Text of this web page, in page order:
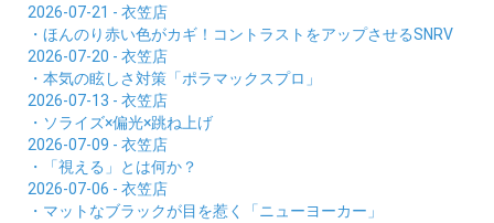
2026-07-21 - 衣笠店
・ほんのり赤い色がカギ！コントラストをアップさせるSNRV
2026-07-20 - 衣笠店
・本気の眩しさ対策「ポラマックスプロ」
2026-07-13 - 衣笠店
・ソライズ×偏光×跳ね上げ
2026-07-09 - 衣笠店
・「視える」とは何か？
2026-07-06 - 衣笠店
・マットなブラックが目を惹く「ニューヨーカー」